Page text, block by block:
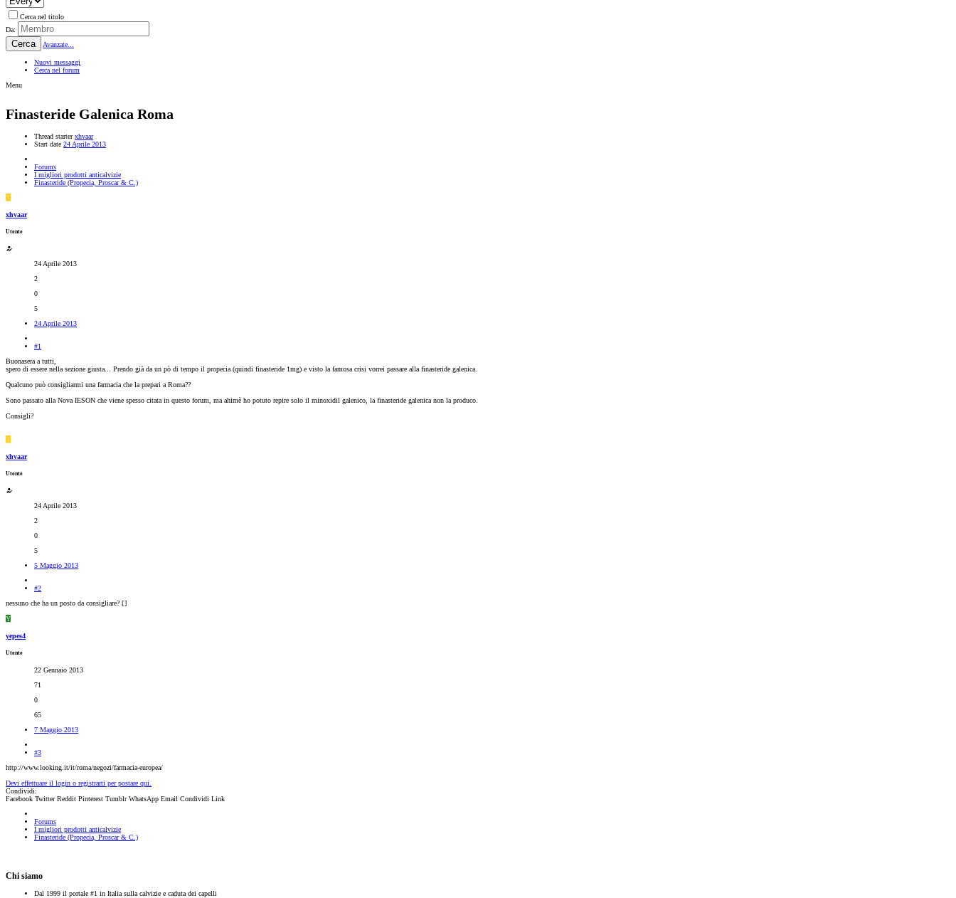
Cerca nel titolo
Da:
Cerca Avanzate...
Nuovi messaggi
Cerca nel forum
Menu
Finasteride Galenica Roma
Thread starter xhvaar
Start date 24 Aprile 2013
Forums
I migliori prodotti anticalvizie
Finasteride (Propecia, Proscar & C.)
X
xhvaar
Utente
24 Aprile 2013
2
0
5
24 Aprile 2013
#1
Buonasera a tutti,
spero di essere nella sezione giusta... Prendo già da un pò di tempo il propecia (quindi finasteride 1mg) e visto la famosa crisi vorrei passare alla finasteride galenica.
Qualcuno può consigliarmi una farmacia che la prepari a Roma??
Sono passato alla Nova IESON che viene spesso citata in questo forum, ma ahimè ho potuto repire solo il minoxidil galenico, la finasteride galenica non la produco.
Consigli?
X
xhvaar
Utente
24 Aprile 2013
2
0
5
5 Maggio 2013
#2
nessuno che ha un posto da consigliare? []
Y
yepes4
Utente
22 Gennaio 2013
71
0
65
7 Maggio 2013
#3
http://www.looking.it/it/roma/negozi/farmacia-europea/
Devi effettuare il login o registrarti per postare qui.
Condividi:
Facebook Twitter Reddit Pinterest Tumblr WhatsApp Email Condividi Link
Forums
I migliori prodotti anticalvizie
Finasteride (Propecia, Proscar & C.)
Chi siamo
Dal 1999 il portale #1 in Italia sulla calvizie e caduta dei capelli